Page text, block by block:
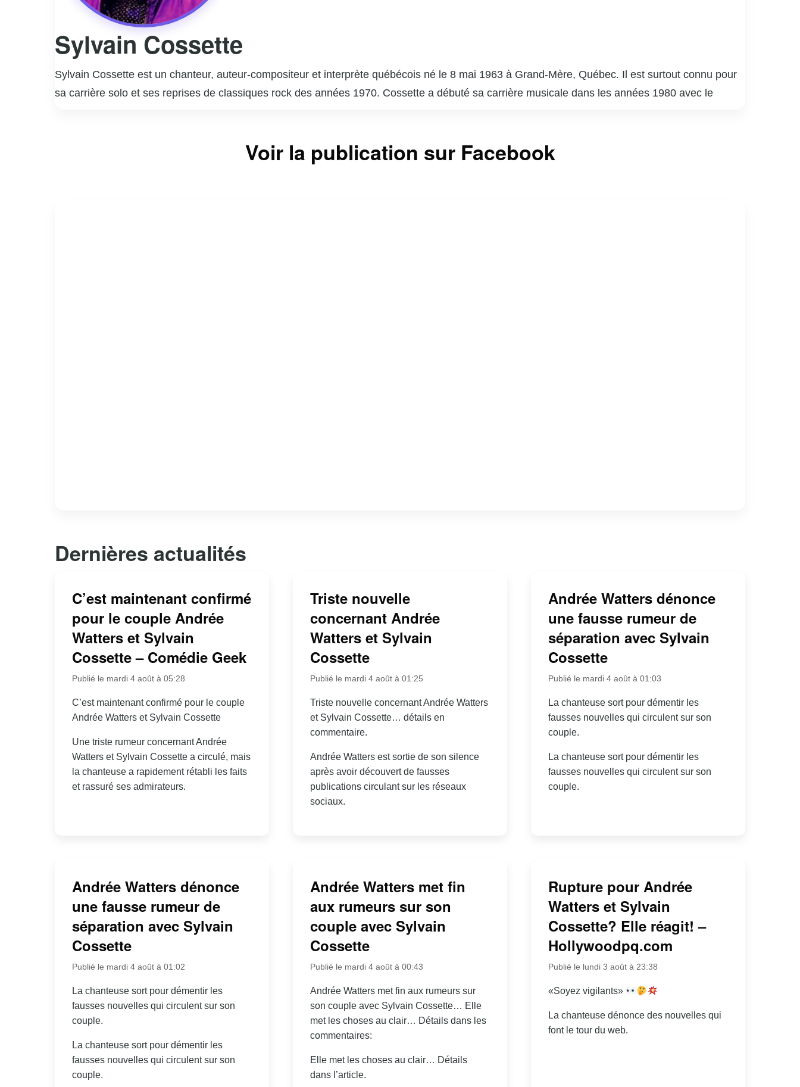
Sylvain Cossette
Sylvain Cossette est un chanteur, auteur-compositeur et interprète québécois né le 8 mai 1963 à Grand-Mère, Québec. Il est surtout connu pour
sa carrière solo et ses reprises de classiques rock des années 1970. Cossette a débuté sa carrière musicale dans les années 1980 avec le
Sylvain Cossette a également fait des incursions dans le théâtre musical, notamment dans des productions comme « Notre-Dame de Paris ».
Avec une carrière s’étendant sur plusieurs décennies, il est reconnu pour sa voix puissante et son charisme sur scène. Sylvain Cossette continue
Voir la publication sur Facebook
Dernières actualités
C’est maintenant confirmé
pour le couple Andrée
Watters et Sylvain
Cossette – Comédie Geek
Publié le mardi 4 août à 05:28
C’est maintenant confirmé pour le couple
Andrée Watters et Sylvain Cossette
Une triste rumeur concernant Andrée
Watters et Sylvain Cossette a circulé, mais
la chanteuse a rapidement rétabli les faits
et rassuré ses admirateurs.
Triste nouvelle
concernant Andrée
Watters et Sylvain
Cossette
Publié le mardi 4 août à 01:25
Triste nouvelle concernant Andrée Watters
et Sylvain Cossette… détails en
commentaire.
Andrée Watters est sortie de son silence
après avoir découvert de fausses
publications circulant sur les réseaux
sociaux.
Andrée Watters dénonce
une fausse rumeur de
séparation avec Sylvain
Cossette
Publié le mardi 4 août à 01:03
La chanteuse sort pour démentir les
fausses nouvelles qui circulent sur son
couple.
La chanteuse sort pour démentir les
fausses nouvelles qui circulent sur son
couple.
Andrée Watters dénonce
une fausse rumeur de
séparation avec Sylvain
Cossette
Publié le mardi 4 août à 01:02
La chanteuse sort pour démentir les
fausses nouvelles qui circulent sur son
couple.
La chanteuse sort pour démentir les
fausses nouvelles qui circulent sur son
couple.
Andrée Watters met fin
aux rumeurs sur son
couple avec Sylvain
Cossette
Publié le mardi 4 août à 00:43
Andrée Watters met fin aux rumeurs sur
son couple avec Sylvain Cossette… Elle
met les choses au clair… Détails dans les
commentaires:
Elle met les choses au clair… Détails
dans l’article.
Rupture pour Andrée
Watters et Sylvain
Cossette? Elle réagit! –
Hollywoodpq.com
Publié le lundi 3 août à 23:38
«Soyez vigilants»
La chanteuse dénonce des nouvelles qui
font le tour du web.